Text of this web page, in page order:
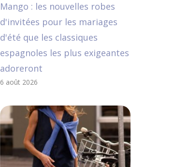
Mango : les nouvelles robes
d'invitées pour les mariages
d'été que les classiques
espagnoles les plus exigeantes
adoreront
6 août 2026